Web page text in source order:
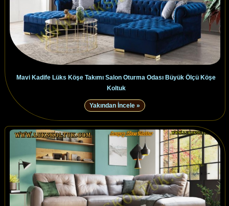
Mavi Kadife Lüks Köşe Takımı Salon Oturma Odası Büyük Ölçü Köşe
Koltuk
Yakından İncele »